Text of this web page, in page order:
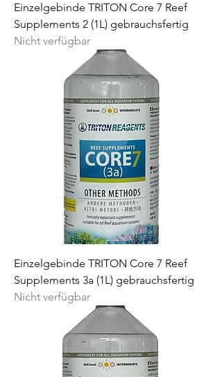
Einzelgebinde TRITON Core 7 Reef
Supplements 2 (1L) gebrauchsfertig
Nicht verfügbar
Einzelgebinde TRITON Core 7 Reef
Supplements 3a (1L) gebrauchsfertig
Nicht verfügbar